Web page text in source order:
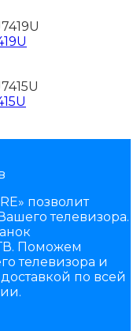
позволит
телевизора.
Поможем
телевизора и
по всей